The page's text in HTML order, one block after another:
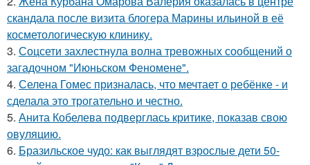
скандала после визита блогера Марины ильиной в её
косметологическую клинику.
3. Соцсети захлестнула волна тревожных сообщений о
загадочном "Июньском Феномене".
4. Селена Гомес призналась, что мечтает о ребёнке - и
сделала это трогательно и честно.
5. Анита Кобелева подверглась критике, показав свою
овуляцию.
6. Бразильское чудо: как выглядят взрослые дети 50-